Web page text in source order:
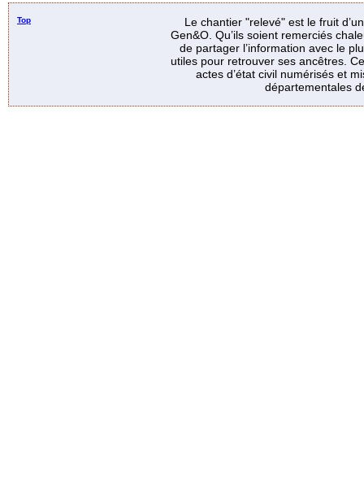
Top
Le chantier "relevé" est le fruit
Gen&O. Qu’ils soient remerciés
de partager l’information avec le
utiles pour retrouver ses ancêtres.
actes d’état civil numérisés et
départementales